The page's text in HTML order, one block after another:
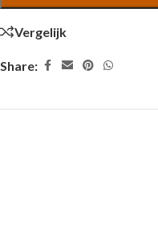
Vergelijk
Share: